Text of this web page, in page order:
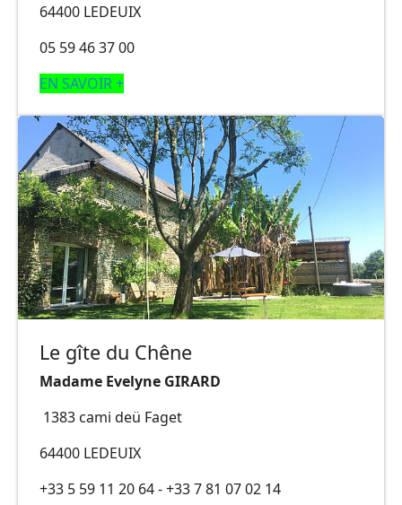
64400 LEDEUIX
05 59 46 37 00
EN SAVOIR +
Le gîte du Chêne
Madame Evelyne GIRARD
1383 cami deü Faget
64400 LEDEUIX
+33 5 59 11 20 64 - +33 7 81 07 02 14